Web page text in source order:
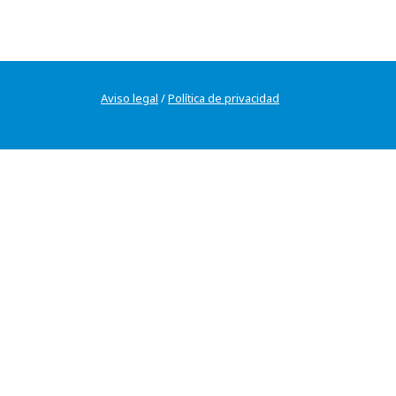
Aviso legal /Política de privacidad